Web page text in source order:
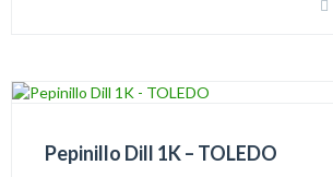
Pepinillo Dill 1K – TOLEDO